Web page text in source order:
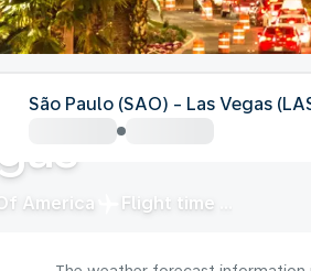
America
America Flight time
São Paulo (SAO) - Las Vegas